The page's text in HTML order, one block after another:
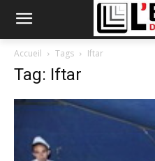
Accueil Tags Iftar
Tag: Iftar